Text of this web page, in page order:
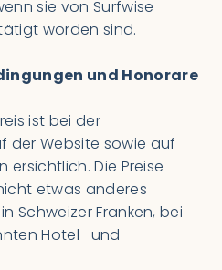
sie von Surfwise
worden sind.
und Honorare
ist bei der
der Website sowie auf
Die Preise
etwas anderes
Schweizer Franken, bei
Hotel- und